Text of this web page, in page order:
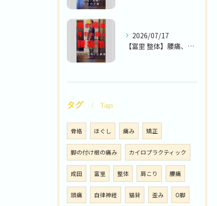
2026/07/17
【富里 整体】腰痛、胸の痛み、背中の痛み 他/50代男性/公...
タグ Tags
骨格 ほぐし 痛み 矯正
脚の付け根の痛み カイロプラクティック
成田 富里 整体 肩こり 腰痛
頭痛 自律神経 猫背 歪み O脚